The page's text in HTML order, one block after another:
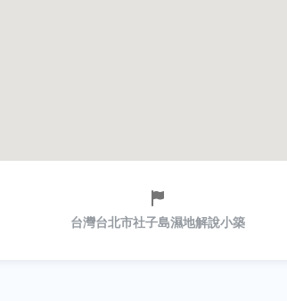
台灣台北市社子島濕地解說小築